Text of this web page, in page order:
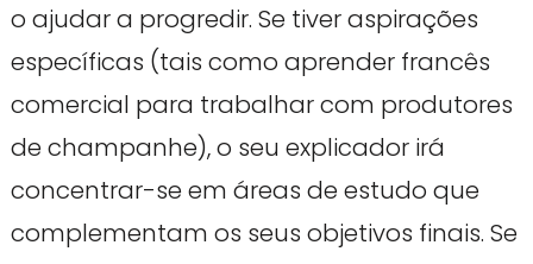
o ajudar a progredir. Se tiver aspirações
específicas (tais como aprender francês
comercial para trabalhar com produtores
de champanhe), o seu explicador irá
concentrar-se em áreas de estudo que
complementam os seus objetivos finais. Se